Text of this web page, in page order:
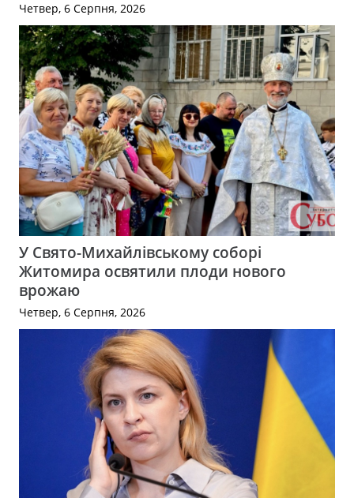
Четвер, 6 Серпня, 2026
У Свято-Михайлівському соборі
Житомира освятили плоди нового
врожаю
Четвер, 6 Серпня, 2026